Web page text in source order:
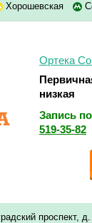
Хорошевская
Ортека
низкая
Запись
519-35-82
проспект,